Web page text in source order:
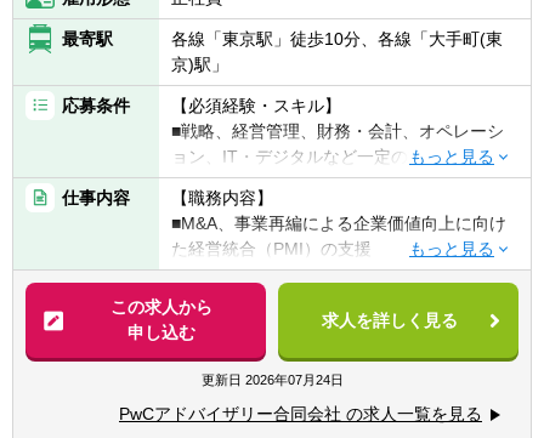
GAAPなど投資家から要求される会計基準、
フォーマットでのレポーティング等)、翻訳
(外国企業のアニュアルレポートの翻訳等)、
M＆A等を行っています。
最寄駅
各線「東京駅」徒歩10分、各線「大手町(東
京)駅」
応募条件
【必須経験・スキル】
■戦略、経営管理、財務・会計、オペレーシ
ョン、IT・デジタルなど一定の業務分野に対
する知見
■探求心・洞察力・ロジカルシンキング能力
■クライアントリレーション、コミュニケー
ション能力
■PCスキル（Excel、Powerpoint、Word）の
スキル（特にExcel中級以上）
▽下記いずれかに該当する方優遇
■コンサルティングファームでの組織・経営
管理・業務改革、IT企画/導入等の実務経験
（担当領域は問いません）
仕事内容
【職務内容】
■M&A、事業再編による企業価値向上に向け
た経営統合（PMI）の支援
・オペレーション・ITデューデリジェンスを
通じた、統合影響・シナジー分析、及びPMI
プランニング
・統合ビジョン・事業計画・統合計画の作
成、ガバナンス・経営管理の高度化支援
・シナジー定量化・事業価値向上施策の検
討、モニタリング・実行支援
この求人から
申し込む
求人を詳しく見る
更新日 2026年07月24日
PwCアドバイザリー合同会社 の求人一覧を見る